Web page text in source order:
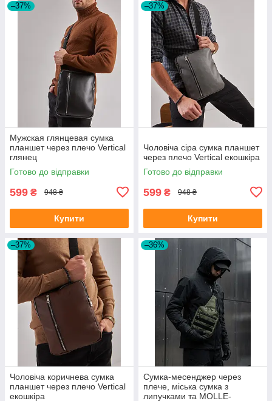
–37%
Мужская глянцевая сумка
планшет через плечо Vertical
глянец
Готово до відправки
599 ₴ 948 ₴
Купити
–37%
Чоловіча сіра сумка планшет
через плечо Vertical екошкіра
Готово до відправки
599 ₴ 948 ₴
Купити
–37%
Чоловіча коричнева сумка
планшет через плечо Vertical
екошкіра
–36%
Сумка-месенджер через
плече, міська сумка з
липучками та MOLLE-